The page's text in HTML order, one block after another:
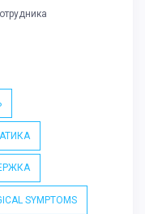
SYMPTOMS